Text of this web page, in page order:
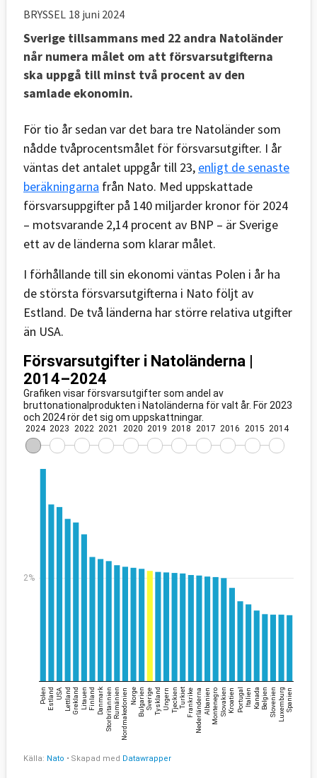
BRYSSEL 18 juni 2024
Sverige tillsammans med 22 andra Natoländer
når numera målet om att försvarsutgifterna
ska uppgå till minst två procent av den
samlade ekonomin.
För tio år sedan var det bara tre Natoländer som
nådde tvåprocentsmålet för försvarsutgifter. I år
väntas det antalet uppgår till 23, enligt de senaste
beräkningarna från Nato. Med uppskattade
försvarsuppgifter på 140 miljarder kronor för 2024
– motsvarande 2,14 procent av BNP – är Sverige
ett av de länderna som klarar målet.
I förhållande till sin ekonomi väntas Polen i år ha
de största försvarsutgifterna i Nato följt av
Estland. De två länderna har större relativa utgifter
än USA.